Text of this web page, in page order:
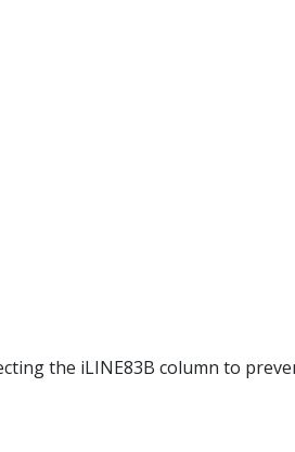
the iLINE83B column to